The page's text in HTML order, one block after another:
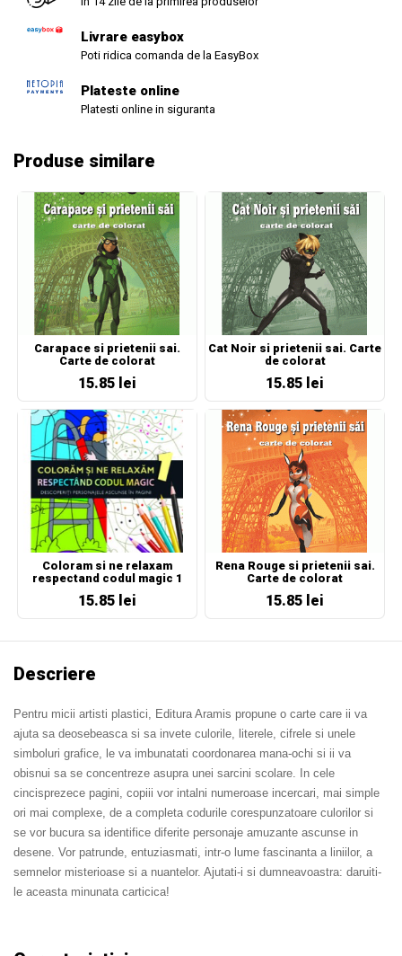
Livrare easybox
Poti ridica comanda de la EasyBox
Plateste online
Platesti online in siguranta
Produse similare
Carapace si prietenii sai.
Carte de colorat
15.85 lei
Cat Noir si prietenii sai. Carte
de colorat
15.85 lei
Coloram si ne relaxam
respectand codul magic 1
15.85 lei
Rena Rouge si prietenii sai.
Carte de colorat
15.85 lei
Descriere
Pentru micii artisti plastici, Editura Aramis propune o carte care ii va
ajuta sa deosebeasca si sa invete culorile, literele, cifrele si unele
simboluri grafice, le va imbunatati coordonarea mana-ochi si ii va
obisnui sa se concentreze asupra unei sarcini scolare. In cele
cincisprezece pagini, copiii vor intalni numeroase incercari, mai simple
ori mai complexe, de a completa codurile corespunzatoare culorilor si
se vor bucura sa identifice diferite personaje amuzante ascunse in
desene. Vor patrunde, entuziasmati, intr-o lume fascinanta a liniilor, a
semnelor misterioase si a nuantelor. Ajutati-i si dumneavoastra: daruiti-
le aceasta minunata carticica!